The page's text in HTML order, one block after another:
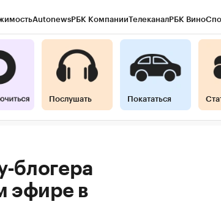
AutonewsРБК КомпанииТелеканалРБК Вино
Послушать Покататься
блогера
эфире в